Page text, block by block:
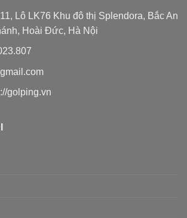
Lô LK76 Khu đô thị Splendora, Bắc An
Hoài Đức, Hà Nội
golping.vn